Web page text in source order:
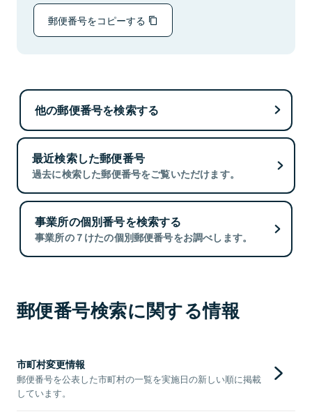
郵便番号をコピーする
他の郵便番号を検索する
最近検索した郵便番号
過去に検索した郵便番号をご覧いただけます。
事業所の個別番号を検索する
事業所の７けたの個別郵便番号をお調べします。
郵便番号検索に関する情報
市町村変更情報
郵便番号を公表した市町村の一覧を実施日の新しい順に掲載
しています。